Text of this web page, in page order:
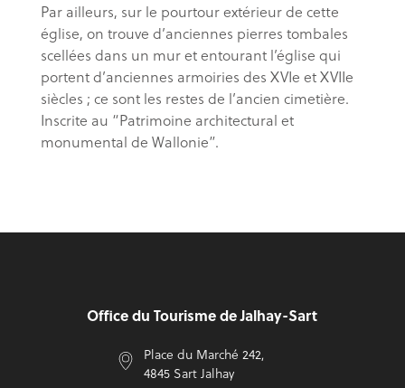
Par ailleurs, sur le pourtour extérieur de cette
église, on trouve d’anciennes pierres tombales
scellées dans un mur et entourant l’église qui
portent d’anciennes armoiries des XVIe et XVIIe
siècles ; ce sont les restes de l’ancien cimetière.
Inscrite au “Patrimoine architectural et
monumental de Wallonie”.
Office du Tourisme de Jalhay-Sart
Place du Marché 242,
4845 Sart Jalhay